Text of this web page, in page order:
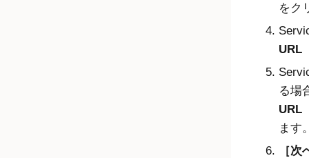
をク
URL
る場
URL
ます
次